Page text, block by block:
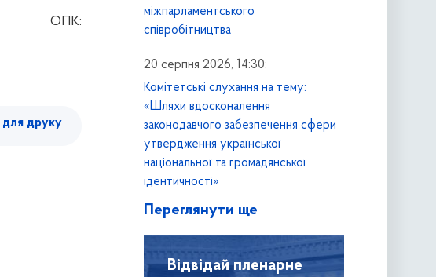
ОПК:
для друку
міжпарламентського
співробітництва
20 серпня 2026, 14:30:
Комітетські слухання на тему:
«Шляхи вдосконалення
законодавчого забезпечення сфери
утвердження української
національної та громадянської
ідентичності»
Переглянути ще
Відвідай пленарне